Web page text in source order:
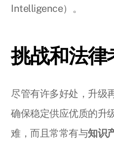
Intelligence）。
挑战和法律
尽管有许多好处，升级
确保稳定供应优质的升
难，而且常常有与知识